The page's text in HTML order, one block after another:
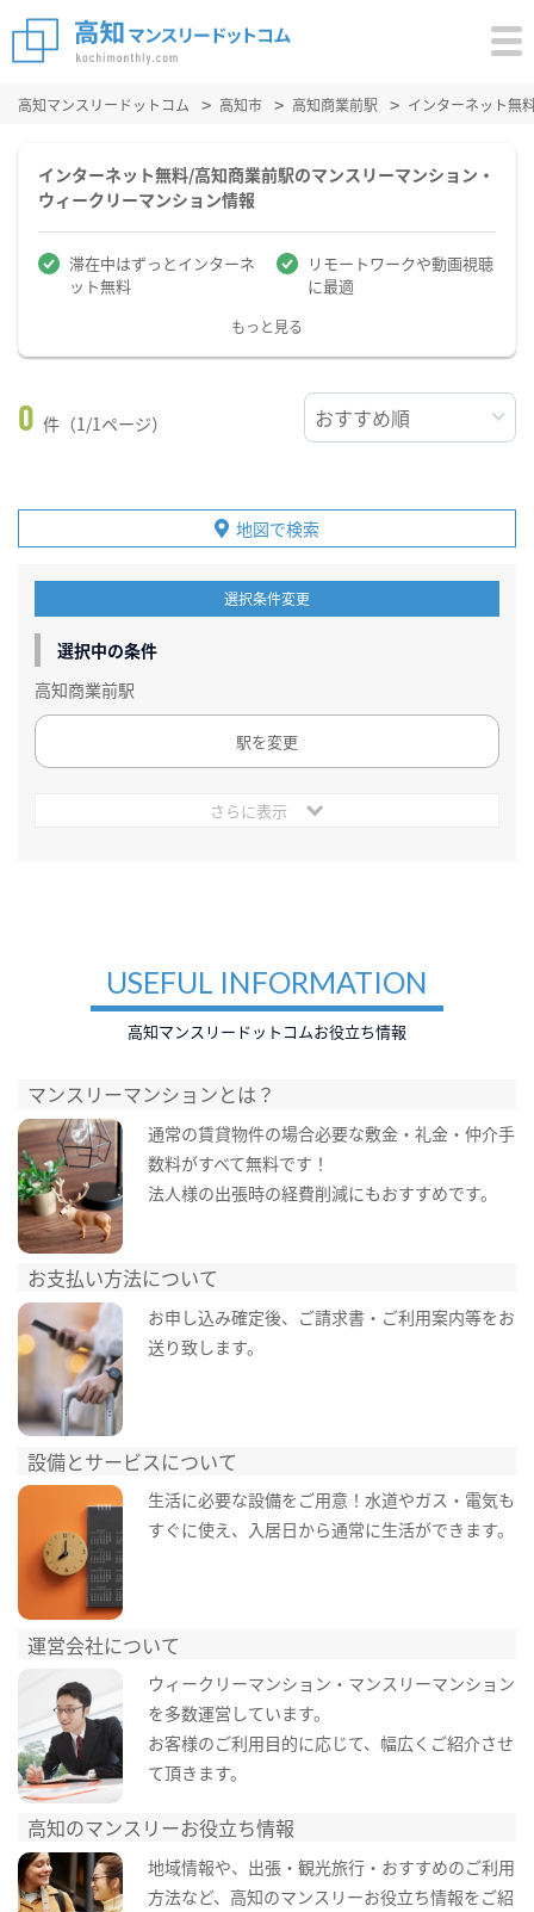
高知マンスリードットコム 高知市 高知商業前駅 インターネット無
インターネット無料/高知商業前駅のマンスリーマンション・
ウィークリーマンション情報
滞在中はずっとインターネ
ット無料
リモートワークや動画視聴
に最適
もっと見る
0 件（1/1ページ）
地図で検索
選択条件変更
選択中の条件
高知商業前駅
駅を変更
さらに表示
USEFUL INFORMATION
高知マンスリードットコムお役立ち情報
マンスリーマンションとは？
通常の賃貸物件の場合必要な敷金・礼金・仲介手
数料がすべて無料です！
法人様の出張時の経費削減にもおすすめです。
お支払い方法について
お申し込み確定後、ご請求書・ご利用案内等をお
送り致します。
設備とサービスについて
生活に必要な設備をご用意！水道やガス・電気も
すぐに使え、入居日から通常に生活ができます。
運営会社について
ウィークリーマンション・マンスリーマンション
を多数運営しています。
お客様のご利用目的に応じて、幅広くご紹介させ
て頂きます。
高知のマンスリーお役立ち情報
地域情報や、出張・観光旅行・おすすめのご利用
方法など、高知のマンスリーお役立ち情報をご紹